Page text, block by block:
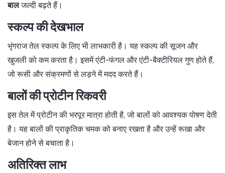
बालजल्दी बढ़ते हैं।
स्कल्प की देखभाल
भृंगराज तेल स्कल्प के लिए भी लाभकारी है। यह स्कल्प की सूजन और
खुजली को कम करता है। इसमें एंटी-फंगल और एंटी-बैक्टीरियल गुण होते हैं,
जो रूसी और संक्रमणों से लड़ने में मदद करते हैं।
बालों की प्रोटीन रिकवरी
इस तेल में प्रोटीन की भरपूर मात्रा होती है, जो बालों को आवश्यक पोषण देती
है। यह बालों की प्राकृतिक चमक को बनाए रखता है और उन्हें रूखा और
बेजान होने से बचाता है।
अतिरिक्त लाभ